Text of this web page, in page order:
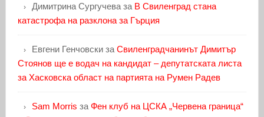
Димитрина Сургучеваза В Свиленград стана
катастрофа на разклона за Гърция
Евгени Генчовскиза Свиленградчанинът Димитър
Стоянов ще е водач на кандидат – депутатската листа
за Хасковска област на партията на Румен Радев
Sam Morris за Фен клуб на ЦСКА „Червена граница“